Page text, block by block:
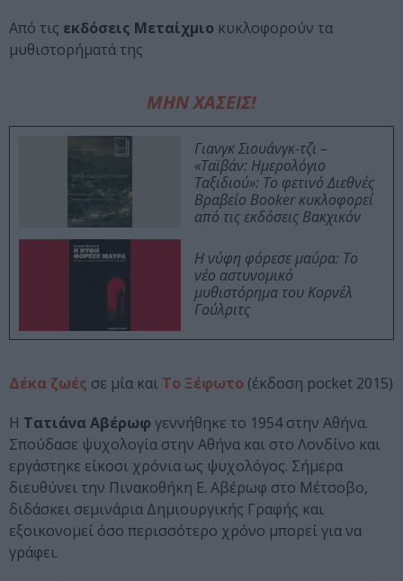
Από τις εκδόσεις Μεταίχμιο κυκλοφορούν τα
μυθιστορήματά της
ΜΗΝ ΧΑΣΕΙΣ!
Γιανγκ Σιουάνγκ-τζι –
«Ταϊβάν: Ημερολόγιο
Ταξιδιού»: Το φετινό Διεθνές
Βραβείο Booker κυκλοφορεί
από τις εκδόσεις Βακχικόν
Η νύφη φόρεσε μαύρα: Το
νέο αστυνομικό
μυθιστόρημα του Κορνέλ
Γούλριτς
Δέκα ζωές σε μία και Το Ξέφωτο (έκδοση pocket 2015)
Η Τατιάνα Αβέρωφ γεννήθηκε το 1954 στην Αθήνα.
Σπούδασε ψυχολογία στην Αθήνα και στο Λονδίνο και
εργάστηκε είκοσι χρόνια ως ψυχολόγος. Σήμερα
διευθύνει την Πινακοθήκη Ε. Αβέρωφ στο Μέτσοβο,
διδάσκει σεμινάρια Δημιουργικής Γραφής και
εξοικονομεί όσο περισσότερο χρόνο μπορεί για να
γράφει.